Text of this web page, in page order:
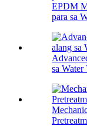
EPDM
para sa
sa Water